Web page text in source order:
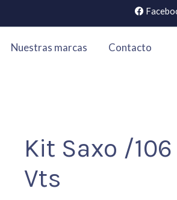
Nuestras marcas Contacto
Kit Saxo /
Vts